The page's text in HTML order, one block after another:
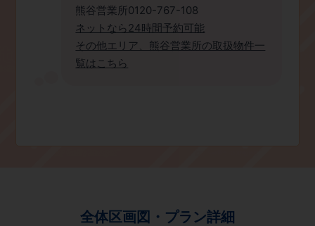
熊谷営業所0120-767-108
ネットなら24時間予約可能
その他エリア、熊谷営業所の取扱物件一
覧はこちら
全体区画図・プラン詳細